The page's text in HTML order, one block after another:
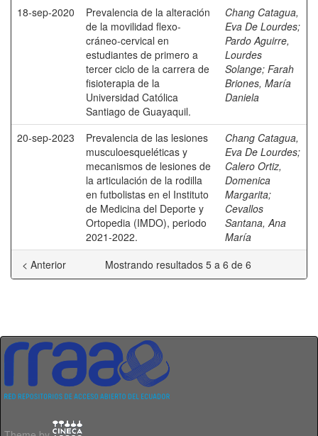
18-sep-2020
Prevalencia de la alteración
de la movilidad flexo-
cráneo-cervical en
estudiantes de primero a
tercer ciclo de la carrera de
fisioterapia de la
Universidad Católica
Santiago de Guayaquil.
Chang Catagua,
Eva De Lourdes;
Pardo Aguirre,
Lourdes
Solange; Farah
Briones, María
Daniela
20-sep-2023
Prevalencia de las lesiones
musculoesqueléticas y
mecanismos de lesiones de
la articulación de la rodilla
en futbolistas en el Instituto
de Medicina del Deporte y
Ortopedia (IMDO), periodo
2021-2022.
Chang Catagua,
Eva De Lourdes;
Calero Ortiz,
Domenica
Margarita;
Cevallos
Santana, Ana
María
Mostrando resultados 5 a 6 de 6
< Anterior